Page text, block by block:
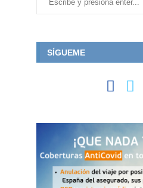
SÍGUEME